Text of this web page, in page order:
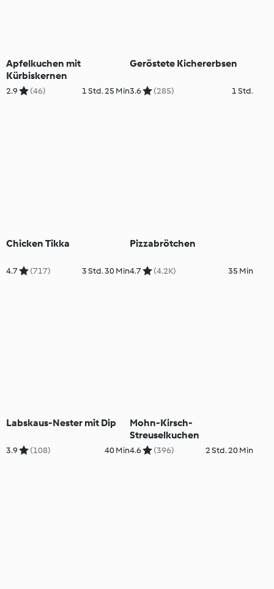
Apfelkuchen mit
Kürbiskernen
2.9 (46) 1 Std. 25 Min
Geröstete Kichererbsen
3.6 (285) 1 Std.
Chicken Tikka
4.7 (717) 3 Std. 30 Min
Pizzabrötchen
4.7 (4.2K) 35 Min
Labskaus-Nester mit Dip
3.9 (108) 40 Min
Mohn-Kirsch-
Streuselkuchen
4.6 (396) 2 Std. 20 Min